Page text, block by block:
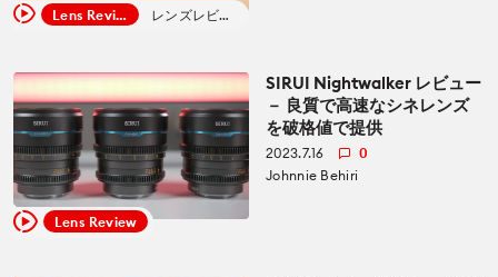
オーディオ
ソフトウエア
モニター
オーディオ
ソフトウエア
Education for Filmmakers
English Español
CineD Channels
Lens Review レンズレビュー
Lens Review
SIRUI Nightwalker レビュー
－ 良質で高速なシネレンズ
を破格値で提供
2023.7.16
0
Johnnie Behiri